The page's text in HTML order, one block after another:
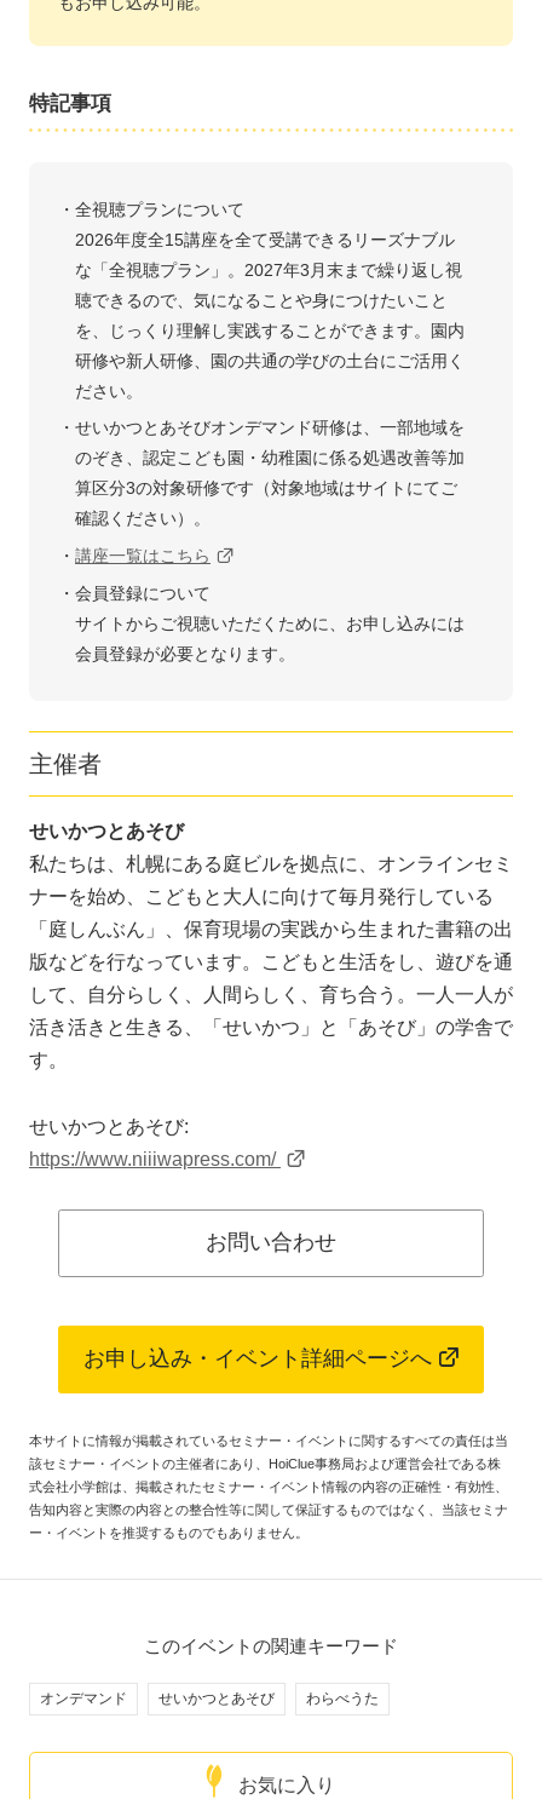
特記事項
全視聴プランについて
2026年度全15講座を全て受講できるリーズナブル
な「全視聴プラン」。2027年3月末まで繰り返し視
聴できるので、気になることや身につけたいこと
を、じっくり理解し実践することができます。園内
研修や新人研修、園の共通の学びの土台にご活用く
ださい。
せいかつとあそびオンデマンド研修は、一部地域を
のぞき、認定こども園・幼稚園に係る処遇改善等加
算区分3の対象研修です（対象地域はサイトにてご
確認ください）。
講座一覧はこちら
会員登録について
サイトからご視聴いただくために、お申し込みには
会員登録が必要となります。
主催者
せいかつとあそび
私たちは、札幌にある庭ビルを拠点に、オンラインセミ
ナーを始め、こどもと大人に向けて毎月発行している
「庭しんぶん」、保育現場の実践から生まれた書籍の出
版などを行なっています。こどもと生活をし、遊びを通
して、自分らしく、人間らしく、育ち合う。一人一人が
活き活きと生きる、「せいかつ」と「あそび」の学舎で
す。
せいかつとあそび:
https://www.niiiwapress.com/
お問い合わせ
お申し込み・イベント詳細ページへ
本サイトに情報が掲載されているセミナー・イベントに関するすべての責任は当
該セミナー・イベントの主催者にあり、HoiClue事務局および運営会社である株
式会社小学館は、掲載されたセミナー・イベント情報の内容の正確性・有効性、
告知内容と実際の内容との整合性等に関して保証するものではなく、当該セミナ
ー・イベントを推奨するものでもありません。
お気に入り
このイベントの関連キーワード
オンデマンド せいかつとあそび わらべうた